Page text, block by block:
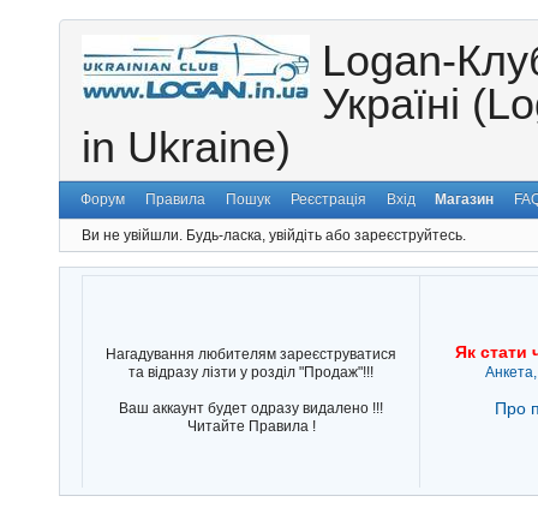
Logan-
Україні
in Ukraine)
Форум Правила Пошук Реєстрація Вхід Магазин
Ви не увійшли. Будь-ласка, увійдіть або зареєструйтесь.
Нагадування любителям зареєструватися
та відразу лізти у розділ "Продаж"!!!
Ваш аккаунт будет одразу видалено !!!
Читайте Правила !
Як стати
Про